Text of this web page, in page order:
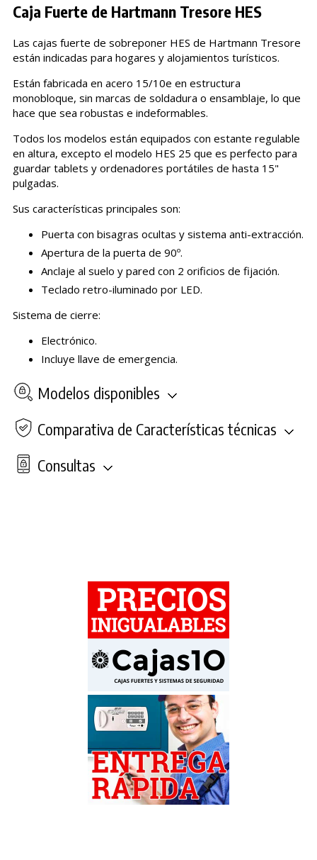
Caja Fuerte de Hartmann Tresore HES
Las cajas fuerte de sobreponer HES de Hartmann Tresore
están indicadas para hogares y alojamientos turísticos.
Están fabricada en acero 15/10e en estructura
monobloque, sin marcas de soldadura o ensamblaje, lo que
hace que sea robustas e indeformables.
Todos los modelos están equipados con estante regulable
en altura, excepto el modelo HES 25 que es perfecto para
guardar tablets y ordenadores portátiles de hasta 15"
pulgadas.
Sus características principales son:
Puerta con bisagras ocultas y sistema anti-extracción.
Apertura de la puerta de 90º.
Anclaje al suelo y pared con 2 orificios de fijación.
Teclado retro-iluminado por LED.
Sistema de cierre:
Electrónico.
Incluye llave de emergencia.
Modelos disponibles
Comparativa de Características técnicas
Consultas